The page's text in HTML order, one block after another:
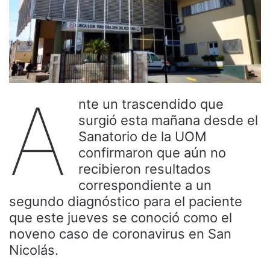
A
nte un trascendido que
surgió esta mañana desde el
Sanatorio de la UOM
confirmaron que aún no
recibieron resultados
correspondiente a un
segundo diagnóstico para el paciente
que este jueves se conoció como el
noveno caso de coronavirus en San
Nicolás.